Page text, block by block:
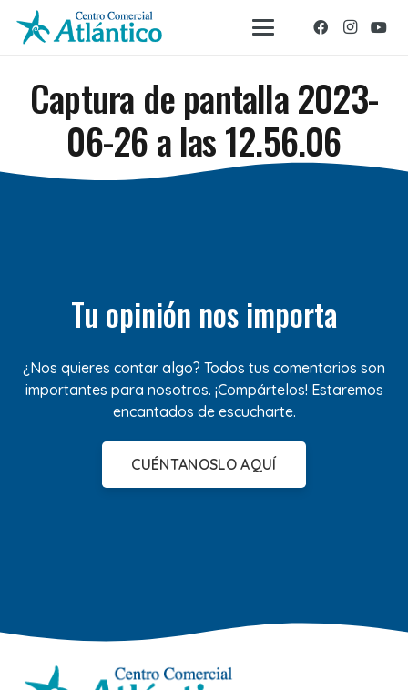
Captura de pantalla 2023-
06-26 a las 12.56.06
Tu opinión nos importa
¿Nos quieres contar algo? Todos tus comentarios son
importantes para nosotros. ¡Compártelos! Estaremos
encantados de escucharte.
CUÉNTANOSLO AQUÍ